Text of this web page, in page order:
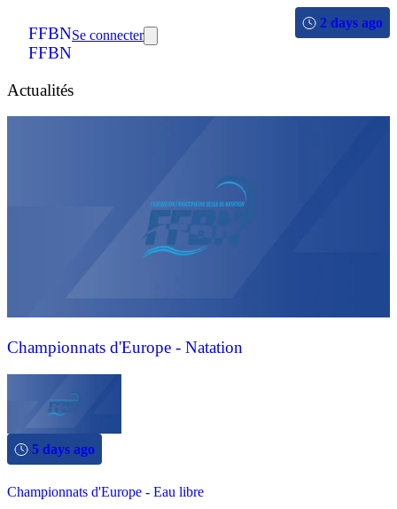
FFBN
FFBN
Se connecter
Actualités
2 days ago
Championnats d'Europe - Natation
5 days ago
Championnats d'Europe - Eau libre